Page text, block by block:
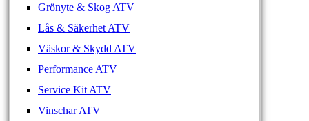
Grönyte & Skog ATV
Lås & Säkerhet ATV
Väskor & Skydd ATV
Performance ATV
Service Kit ATV
Vinschar ATV